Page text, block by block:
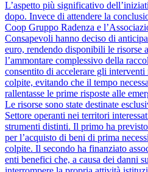
L’aspetto più significativo
dopo. Invece di attendere la
Coop Gruppo Radenza e
Consapevoli hanno deciso di
euro, rendendo disponibili le risorse
l’ammontare complessivo della
consentito di accelerare gli
colpite, evitando che il tempo
rallentasse le prime risposte alle
Le risorse sono state destinate
Settore operanti nei territori
strumenti distinti. Il primo ha
per l’acquisto di beni di prima
colpite. Il secondo ha finanziato
enti benefici che, a causa dei danni